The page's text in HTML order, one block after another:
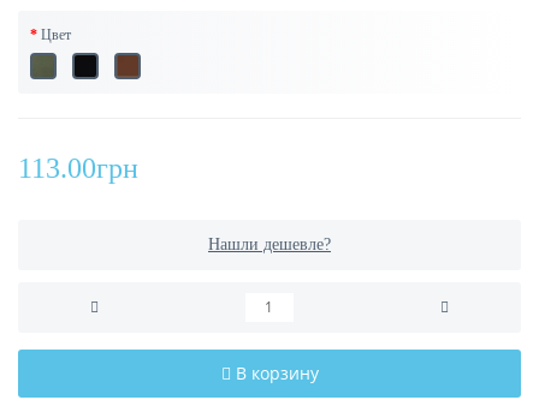
Цвет
113.00грн
Нашли дешевле?
В корзину